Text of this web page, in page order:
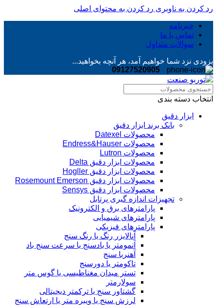
رد کردن به ناوبری رد کردن به محتوای اصلی
خبرنامه
تماس با ما
سوالات متداول
بزودی نزد شما خواهیم آمد، هر آنچه بخواهید...
09127520905
انتخاب دسته بندی
ابزار دقیق
بانک برند ابزار دقیق
محصولات Datexel
محصولات Endress&Hauser
محصولات Lutron
محصولات ابزار دقیق Delta
محصولات ابزار دقیق Hogller
محصولات ابزار دقیق Rosemount Emerson
محصولات ابزار دقیق Sensys
تجهیزات اندازه گیری پرتابل
پارامترهای برق و الکترونیک
پارامترهای شیمیایی
پارامترهای فیزیکی
آنالایزر رنگ یا رنگ سنج
آنمومتر یا بادسنج یا سرعت سنج باد
آهنربا سنج
تاکومتر یا دورسنج
تستر میدان مغناطیسی یا گوس متر
سولارمتر
گشتاور سنج یا ترکمتر دیجیتالی
لرزش سنج یا ویبره متر یا ارتعاش سنج